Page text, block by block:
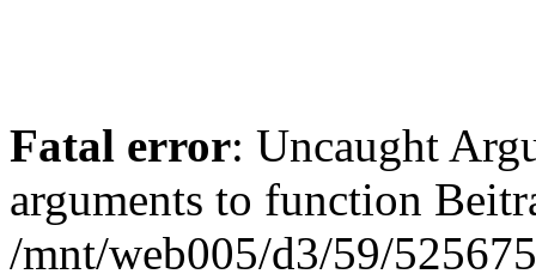
Fatal error: Uncaught
arguments to function
/mnt/web005/d3/59/